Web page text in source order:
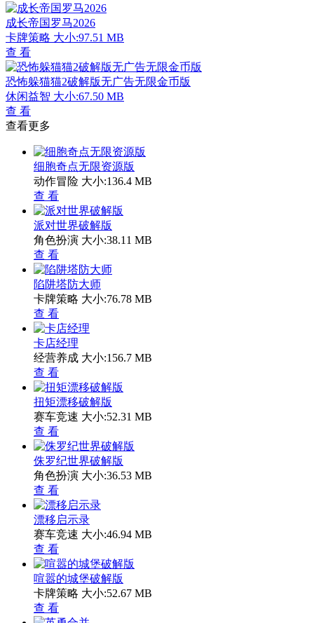
成长帝国罗马2026
卡牌策略 大小:97.51 MB
查 看
恐怖躲猫猫2破解版无广告无限金币版
休闲益智 大小:67.50 MB
查 看
查看更多
细胞奇点无限资源版
动作冒险 大小:136.4 MB
查 看
派对世界破解版
角色扮演 大小:38.11 MB
查 看
陷阱塔防大师
卡牌策略 大小:76.78 MB
查 看
卡店经理
经营养成 大小:156.7 MB
查 看
扭矩漂移破解版
赛车竞速 大小:52.31 MB
查 看
侏罗纪世界破解版
角色扮演 大小:36.53 MB
查 看
漂移启示录
赛车竞速 大小:46.94 MB
查 看
喧嚣的城堡破解版
卡牌策略 大小:52.67 MB
查 看